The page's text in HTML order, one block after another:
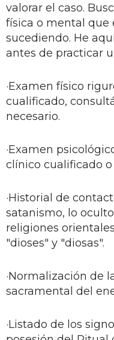
valorar el caso.
física o mental que
sucediendo. He
antes de practicar
·Examen físico
cualificado,
necesario.
·Examen
clínico cualificado
·Historial de
satanismo, lo
religiones
"dioses" y "diosas".
·Normalización de
sacramental del
·Listado de los